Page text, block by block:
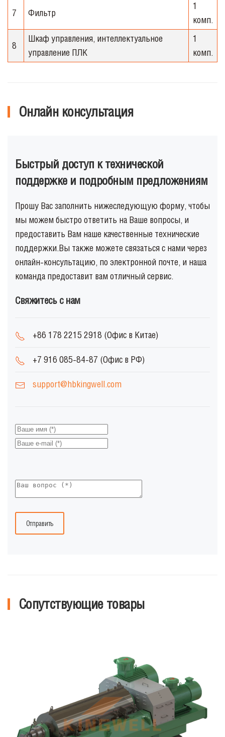
7 Фильтр
1
комп.
8
Шкаф управления, интеллектуальное
управление ПЛК
1
комп.
Онлайн консультация
Быстрый доступ к технической
поддержке и подробным предложениям
Прошу Вас заполнить нижеследующую форму, чтобы
мы можем быстро ответить на Ваше вопросы, и
предоставить Вам наше качественные технические
поддержки.Вы также можете связаться с нами через
онлайн-консультацию, по электронной почте, и наша
команда предоставит вам отличный сервис.
Свяжитесь с нам
+86 178 2215 2918 (Офис в Китае)
+7 916 085-84-87 (Офис в РФ)
support@hbkingwell.com
Отправить
Сопутствующие товары